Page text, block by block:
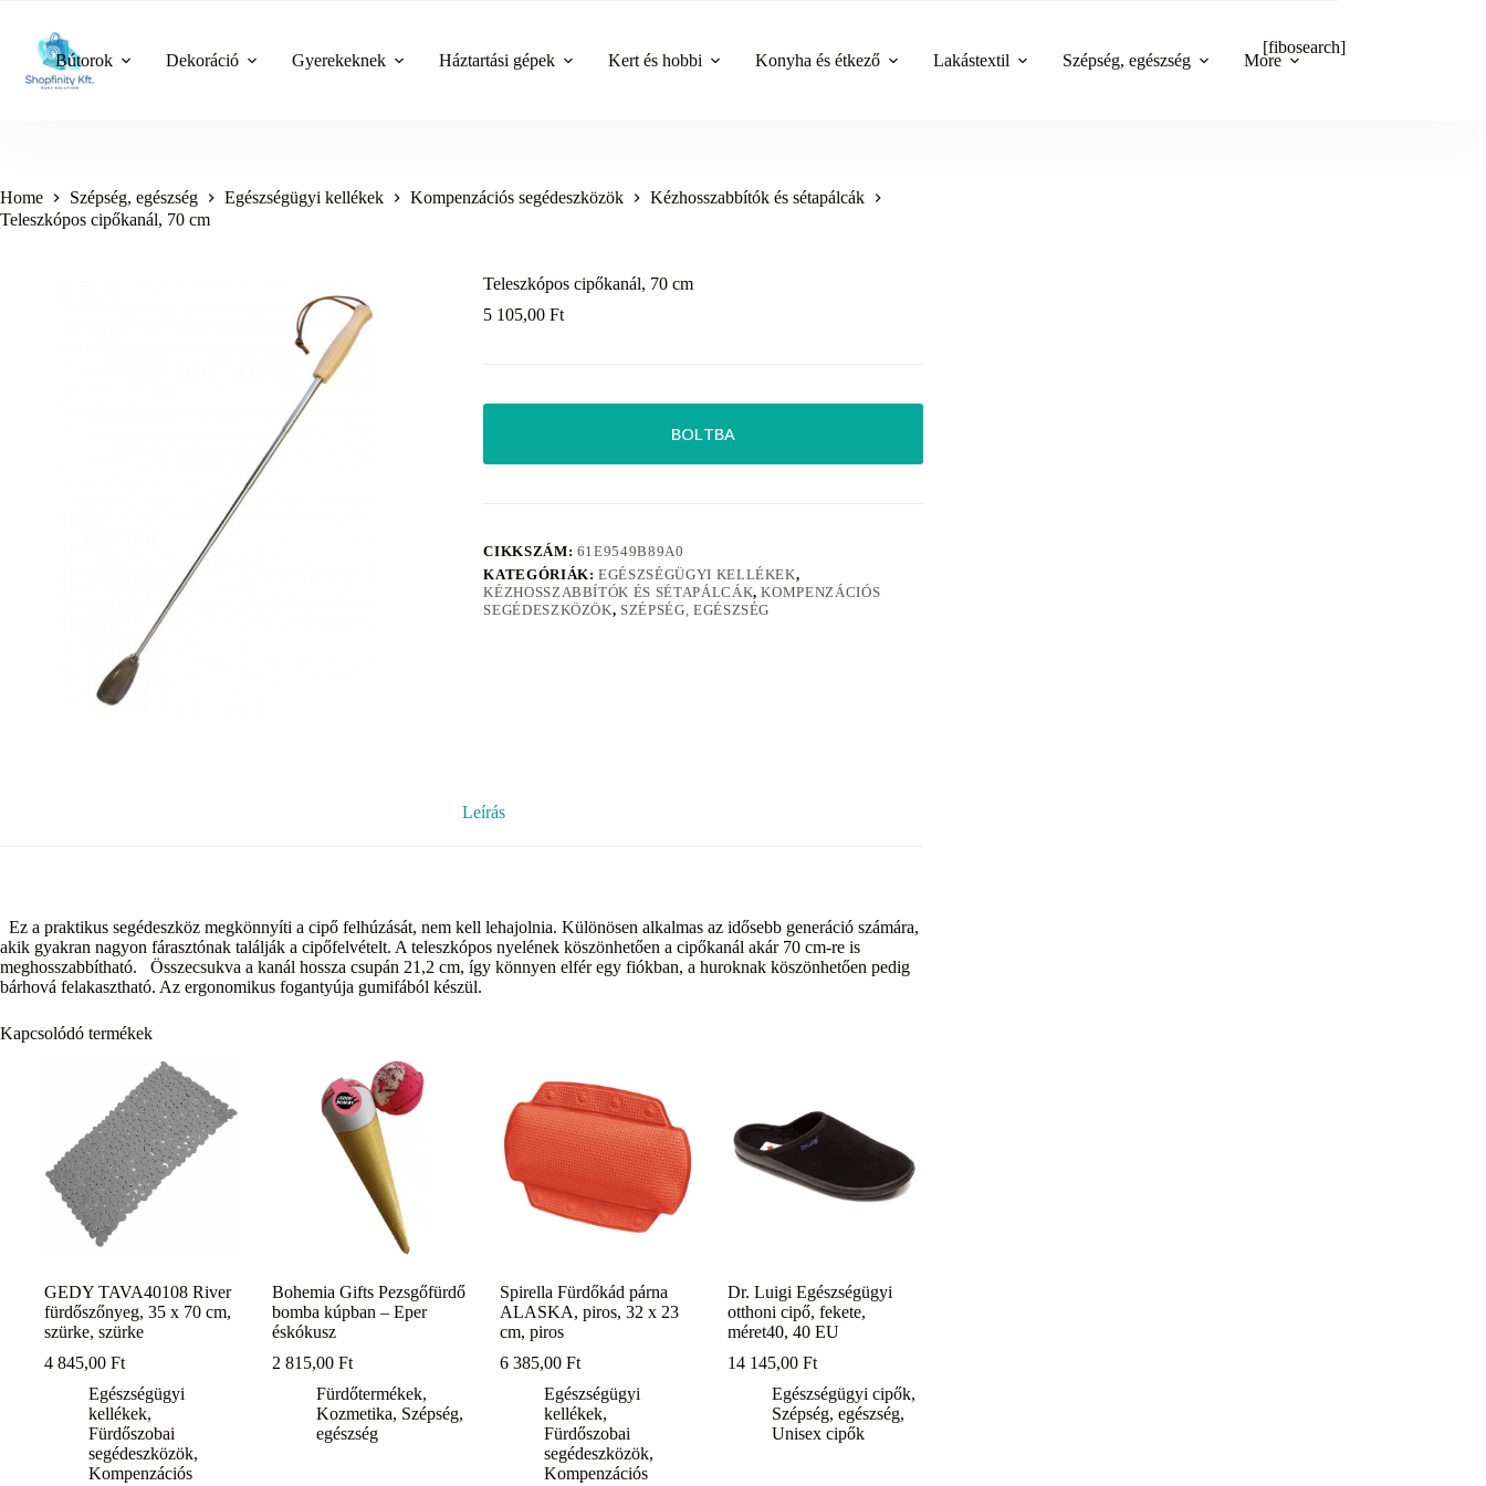
content
Bútorok Dekoráció Gyerekeknek Háztartási gépek Kert és hobbi Konyha és étkező Lakástextil Szépség, egészség More
[fibosearch]
Home Szépség, egészség Egészségügyi kellékek Kompenzációs segédeszközök
Kézhosszabbítók és sétapálcák
Teleszkópos cipőkanál, 70 cm
Teleszkópos cipőkanál, 70 cm
5 105,00Ft
BOLTBA
CIKKSZÁM: 61E9549B89A0
KATEGÓRIÁK:EGÉSZSÉGÜGYI KELLÉKEK,
KÉZHOSSZABBÍTÓK ÉS SÉTAPÁLCÁK,KOMPENZÁCIÓS
SEGÉDESZKÖZÖK, SZÉPSÉG, EGÉSZSÉG
Leírás
Ez a praktikus segédeszköz megkönnyíti a cipő felhúzását, nem kell lehajolnia. Különösen alkalmas az idősebb generáció számára,
akik gyakran nagyon fárasztónak találják a cipőfelvételt. A teleszkópos nyelének köszönhetően a cipőkanál akár 70 cm-re is
meghosszabbítható. Összecsukva a kanál hossza csupán 21,2 cm, így könnyen elfér egy fiókban, a huroknak köszönhetően pedig
bárhová felakasztható. Az ergonomikus fogantyúja gumifából készül.
Kapcsolódó termékek
GEDY TAVA40108 River
fürdőszőnyeg, 35 x 70 cm,
szürke, szürke
4 845,00 Ft
Egészségügyi
kellékek,
Fürdőszobai
segédeszközök,
Kompenzációs
Bohemia Gifts Pezsgőfürdő
bomba kúpban – Eper
éskókusz
2 815,00Ft
Fürdőtermékek,
Kozmetika, Szépség,
egészség
Spirella Fürdőkád párna
ALASKA, piros, 32 x 23
cm, piros
6 385,00Ft
Egészségügyi
kellékek,
Fürdőszobai
segédeszközök,
Kompenzációs
Dr. Luigi Egészségügyi
otthoni cipő, fekete,
méret40, 40 EU
14 145,00Ft
Egészségügyi cipők,
Szépség, egészség,
Unisex cipők